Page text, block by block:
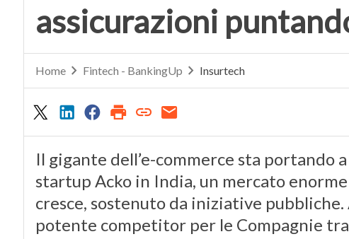
assicurazioni
Home Fintech - BankingUp Insurtech
Il gigante dell’e-commerce sta portando
startup Acko in India, un mercato
cresce, sostenuto da iniziative
potente competitor per le Compagnie